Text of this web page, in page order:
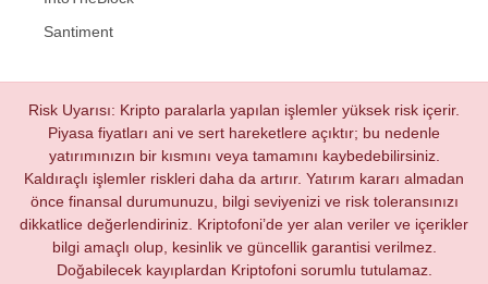
Santiment
Risk Uyarısı: Kripto paralarla yapılan işlemler yüksek risk içerir.
Piyasa fiyatları ani ve sert hareketlere açıktır; bu nedenle
yatırımınızın bir kısmını veya tamamını kaybedebilirsiniz.
Kaldıraçlı işlemler riskleri daha da artırır. Yatırım kararı almadan
önce finansal durumunuzu, bilgi seviyenizi ve risk toleransınızı
dikkatlice değerlendiriniz. Kriptofoni’de yer alan veriler ve içerikler
bilgi amaçlı olup, kesinlik ve güncellik garantisi verilmez.
Doğabilecek kayıplardan Kriptofoni sorumlu tutulamaz.